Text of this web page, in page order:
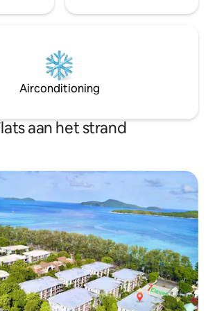
Airconditioning
aan het strand